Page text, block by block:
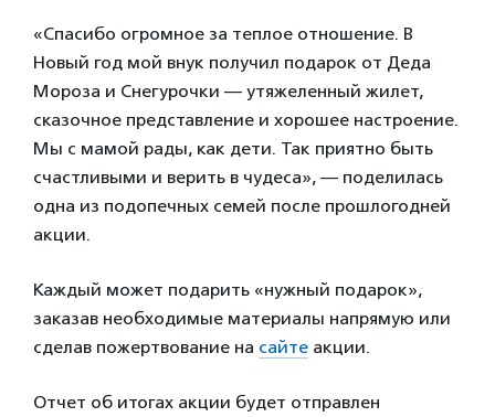
«Спасибо огромное за теплое отношение. В
Новый год мой внук получил подарок от Деда
Мороза и Снегурочки — утяжеленный жилет,
сказочное представление и хорошее настроение.
Мы с мамой рады, как дети. Так приятно быть
счастливыми и верить в чудеса», — поделилась
одна из подопечных семей после прошлогодней
акции.
Каждый может подарить «нужный подарок»,
заказав необходимые материалы напрямую или
сделав пожертвование на сайте акции.
Отчет об итогах акции будет отправлен